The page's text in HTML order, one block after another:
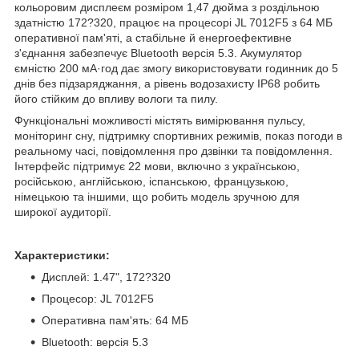
кольоровим дисплеєм розміром 1,47 дюйма з роздільною
здатністю 172?320, працює на процесорі JL 7012F5 з 64 МБ
оперативної пам'яті, а стабільне й енергоефективне
з'єднання забезпечує Bluetooth версія 5.3. Акумулятор
ємністю 200 мА·год дає змогу використовувати годинник до 5
днів без підзаряджання, а рівень водозахисту IP68 робить
його стійким до впливу вологи та пилу.
Функціональні можливості містять вимірювання пульсу,
моніторинг сну, підтримку спортивних режимів, показ погоди в
реальному часі, повідомлення про дзвінки та повідомлення.
Інтерфейс підтримує 22 мови, включно з українською,
російською, англійською, іспанською, французькою,
німецькою та іншими, що робить модель зручною для
широкої аудиторії.
Характеристики:
Дисплей: 1.47", 172?320
Процесор: JL 7012F5
Оперативна пам'ять: 64 МБ
Bluetooth: версія 5.3